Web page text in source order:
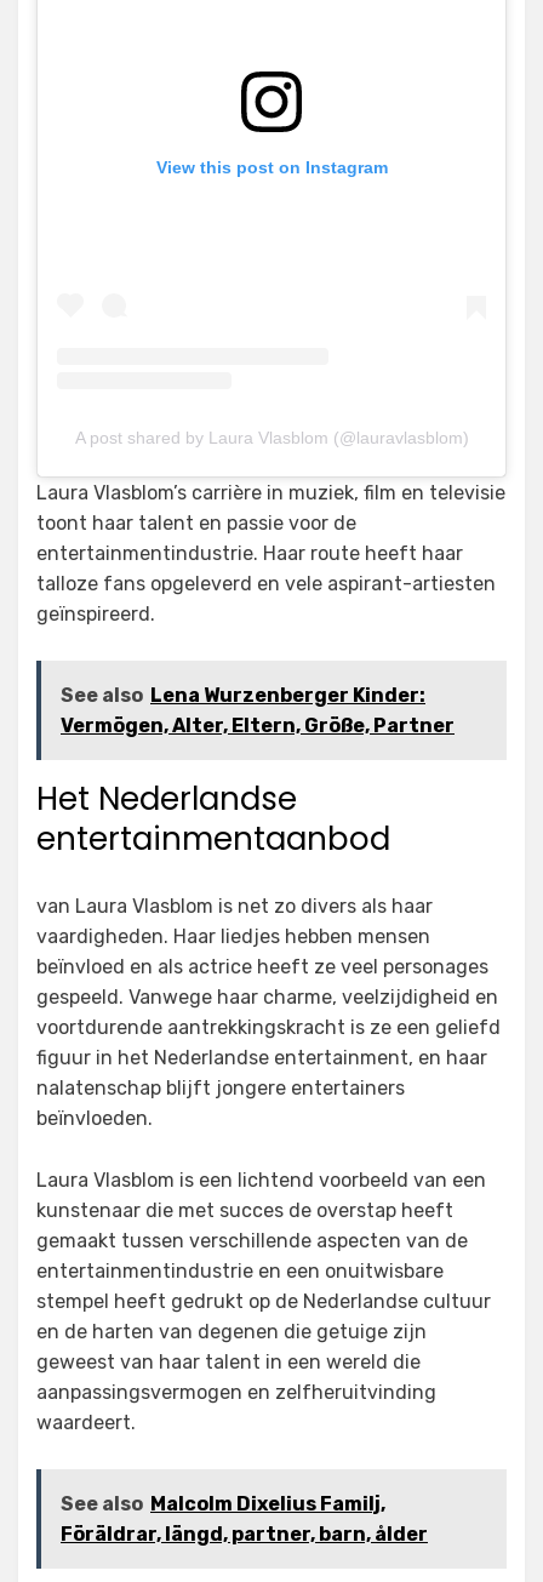
View this post on Instagram
A post shared by Laura Vlasblom (@lauravlasblom)
Laura Vlasblom’s carrière in muziek, film en televisie
toont haar talent en passie voor de
entertainmentindustrie. Haar route heeft haar
talloze fans opgeleverd en vele aspirant-artiesten
geïnspireerd.
See also Lena Wurzenberger Kinder:
Vermögen, Alter, Eltern, Größe, Partner
Het Nederlandse
entertainmentaanbod
van Laura Vlasblom is net zo divers als haar
vaardigheden. Haar liedjes hebben mensen
beïnvloed en als actrice heeft ze veel personages
gespeeld. Vanwege haar charme, veelzijdigheid en
voortdurende aantrekkingskracht is ze een geliefd
figuur in het Nederlandse entertainment, en haar
nalatenschap blijft jongere entertainers
beïnvloeden.
Laura Vlasblom is een lichtend voorbeeld van een
kunstenaar die met succes de overstap heeft
gemaakt tussen verschillende aspecten van de
entertainmentindustrie en een onuitwisbare
stempel heeft gedrukt op de Nederlandse cultuur
en de harten van degenen die getuige zijn
geweest van haar talent in een wereld die
aanpassingsvermogen en zelfheruitvinding
waardeert.
See also Malcolm Dixelius Familj,
Föräldrar, längd, partner, barn, ålder